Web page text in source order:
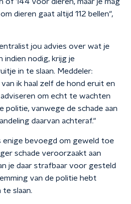
dieren gaat altijd 112 bellen",
jou advies over wat je
indien nodig, krijg je
in te slaan. Meddeler:
ik haal zelf de hond eruit en
adviseren om echt te wachten
politie, vanwege de schade aan
daarvan achteraf."
enige bevoegd om geweld toe
schade veroorzaakt aan
je daar strafbaar voor gesteld
van de politie hebt
slaan.